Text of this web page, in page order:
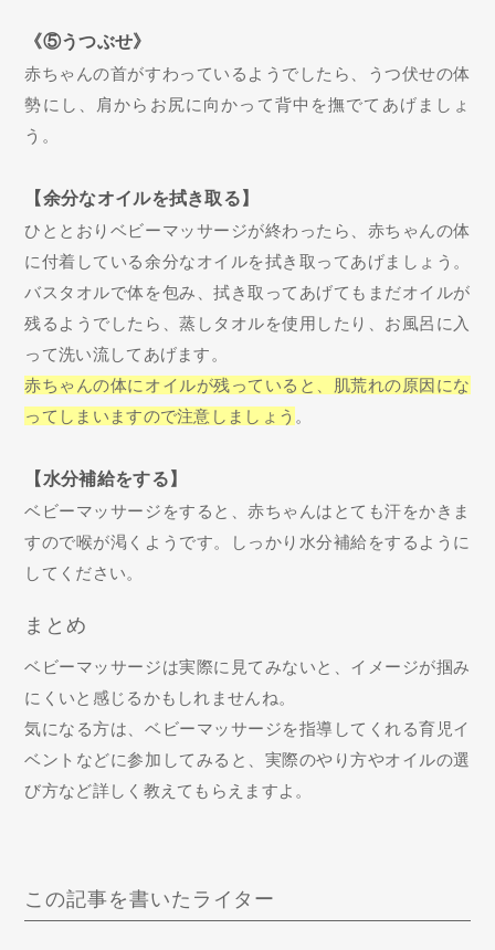
《⑤うつぶせ》
赤ちゃんの首がすわっているようでしたら、うつ伏せの体
勢にし、肩からお尻に向かって背中を撫でてあげましょ
う。
【余分なオイルを拭き取る】
ひととおりベビーマッサージが終わったら、赤ちゃんの体
に付着している余分なオイルを拭き取ってあげましょう。
バスタオルで体を包み、拭き取ってあげてもまだオイルが
残るようでしたら、蒸しタオルを使用したり、お風呂に入
って洗い流してあげます。
赤ちゃんの体にオイルが残っていると、肌荒れの原因にな
ってしまいますので注意しましょう 。
【水分補給をする】
ベビーマッサージをすると、赤ちゃんはとても汗をかきま
すので喉が渇くようです。しっかり水分補給をするように
してください。
まとめ
ベビーマッサージは実際に見てみないと、イメージが掴み
にくいと感じるかもしれませんね。
気になる方は、ベビーマッサージを指導してくれる育児イ
ベントなどに参加してみると、実際のやり方やオイルの選
び方など詳しく教えてもらえますよ。
この記事を書いたライター